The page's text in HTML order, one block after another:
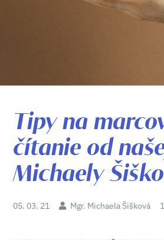
Tipy na
čítanie od
Michaely
05. 03. 21 Mgr. Michaela Šišková